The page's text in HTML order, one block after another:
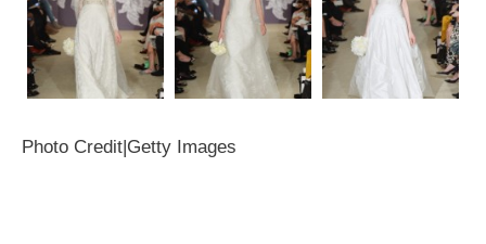
Photo Credit|Getty Images